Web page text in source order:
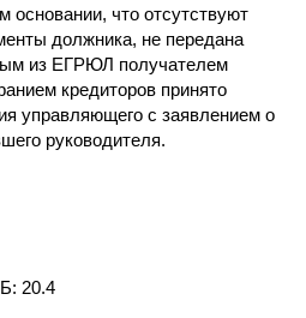
основании, что отсутствуют
должника, не передана
из ЕГРЮЛ получателем
кредиторов принято
управляющего с заявлением о
руководителя.
20.4